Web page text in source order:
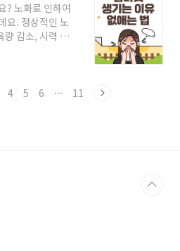
려져 유명해졌다
서 저칼로리 슈
트에 대해 자세
란 명아줏과에
. 우리나라에도 비
? 노화로 인하여
요. 정상적인 노
량 감소, 시력 및
증상이 있습니
이 생기는 것을
에 대해 알아보
양성 종양의 한
유에 관하여 정
이 있을 ..
4 5 6 ··· 11